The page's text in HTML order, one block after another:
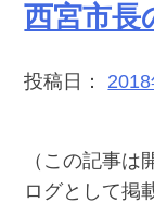
西宮市長
投稿日：
（この記事
ログとして掲